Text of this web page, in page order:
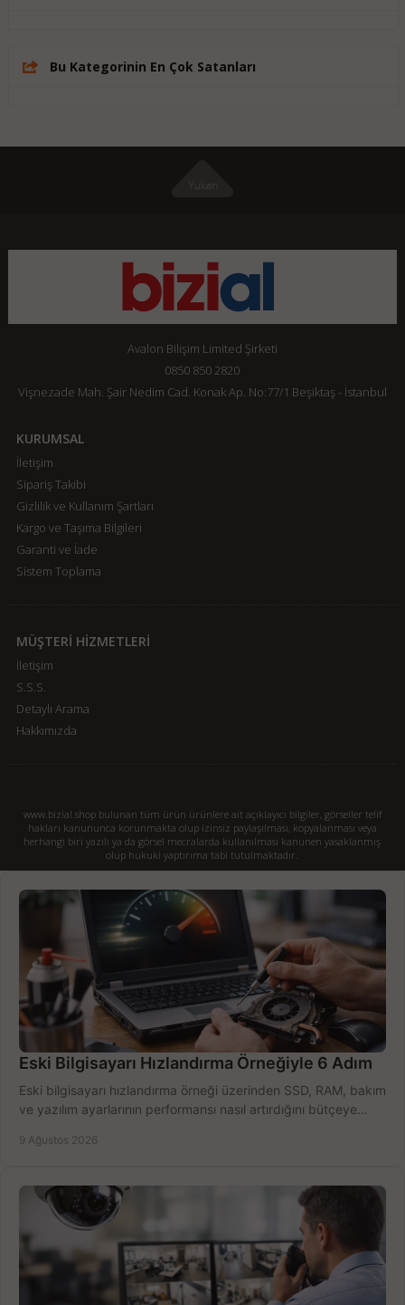
Bu Kategorinin En Çok Satanları
Avalon Bilişim Limited Şirketi
0850 850 2820
Vişnezade Mah. Şair Nedim Cad. Konak Ap. No:77/1 Beşiktaş - İstanbul
KURUMSAL
İletişim
Sipariş Takibi
Gizlilik ve Kullanım Şartları
Kargo ve Taşıma Bilgileri
Garanti ve İade
Sistem Toplama
MÜŞTERİ HİZMETLERİ
İletişim
S.S.S.
Detaylı Arama
Hakkımızda
www.bizial.shop bulunan tüm ürün ürünlere ait açıklayıcı bilgiler, görseller telif
hakları kanununca korunmakta olup izinsiz paylaşılması, kopyalanması veya
herhangi biri yazılı ya da görsel mecralarda kullanılması kanunen yasaklanmış
olup hukuki yaptırıma tabi tutulmaktadır.
Eski Bilgisayarı Hızlandırma Örneğiyle 6 Adım
Eski bilgisayarı hızlandırma örneği üzerinden SSD, RAM, bakım
ve yazılım ayarlarının performansı nasıl artırdığını bütçeye
9 Ağustos 2026